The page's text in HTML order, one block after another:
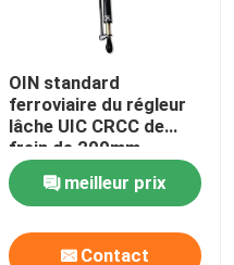
OIN standard
ferroviaire du régleur
lâche UIC CRCC de
frein de 200mm
meilleur prix
Contact